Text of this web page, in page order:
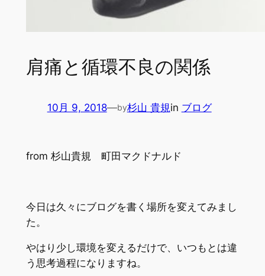
肩痛と循環不良の関係
10月 9, 2018—by杉山 貴規in ブログ
from 杉山貴規 町田マクドナルド
今日は久々にブログを書く場所を変えてみまし
た。
やはり少し環境を変えるだけで、いつもとは違
う思考過程になりますね。